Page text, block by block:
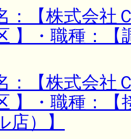
：【株式会社
】・職種：
：【株式会社
】・職種：
店）】